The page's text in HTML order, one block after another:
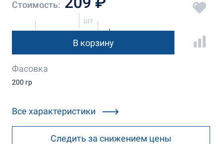
Стоимость:
шт
В корзину
Фасовка
200 гр
Все характеристики
Следить за снижением цены